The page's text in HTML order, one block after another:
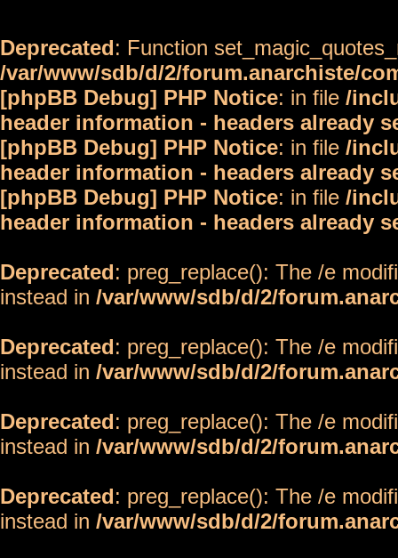
Deprecated: Function
/var/www/sdb/d/2/forum.anarchiste/
[phpBB Debug] PHP Notice: in file /
header information - headers already
[phpBB Debug] PHP Notice: in file /
header information - headers already
[phpBB Debug] PHP Notice: in file /
header information - headers already
Deprecated: preg_replace(): The /e
instead in /var/www/sdb/d/2/
Deprecated: preg_replace(): The /e
instead in /var/www/sdb/d/2/
Deprecated: preg_replace(): The /e
instead in /var/www/sdb/d/2/
Deprecated: preg_replace(): The /e
instead in /var/www/sdb/d/2/